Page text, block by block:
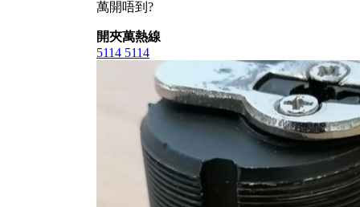
萬開唔到?
開夾萬熱線
5114 5114